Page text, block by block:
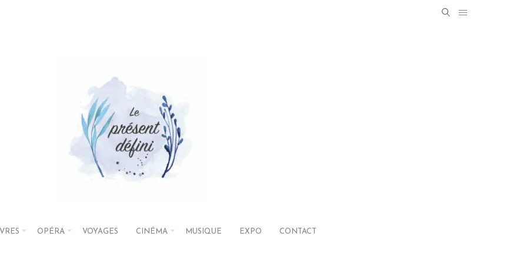
OPÉRA VOYAGES CINÉMA MUSIQUE EXPO CONTACT